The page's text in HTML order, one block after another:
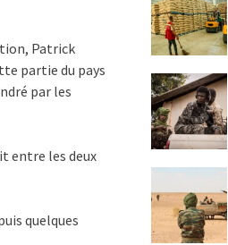
Patrick
partie du pays
par les
entre les deux
quelques